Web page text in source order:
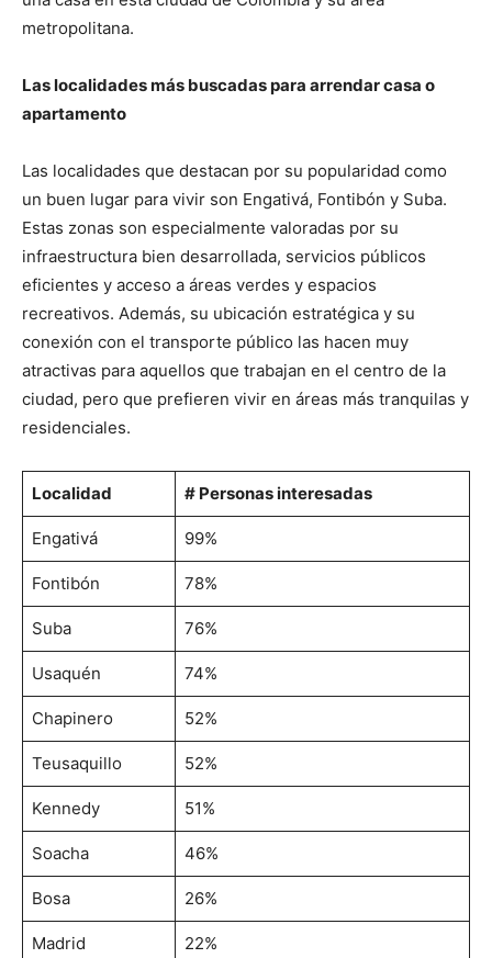
metropolitana.
Las localidades más buscadas para arrendar casa o
apartamento
Las localidades que destacan por su popularidad como
un buen lugar para vivir son Engativá, Fontibón y Suba.
Estas zonas son especialmente valoradas por su
infraestructura bien desarrollada, servicios públicos
eficientes y acceso a áreas verdes y espacios
recreativos. Además, su ubicación estratégica y su
conexión con el transporte público las hacen muy
atractivas para aquellos que trabajan en el centro de la
ciudad, pero que prefieren vivir en áreas más tranquilas y
residenciales.
Localidad # Personas interesadas
Engativá 99%
Fontibón 78%
Suba 76%
Usaquén 74%
Chapinero 52%
Teusaquillo 52%
Kennedy 51%
Soacha 46%
Bosa 26%
Madrid 22%